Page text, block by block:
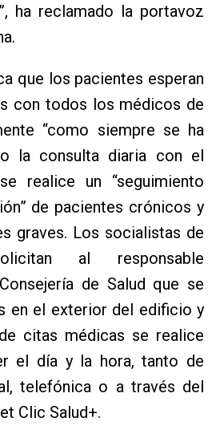
ha reclamado la portavoz
que los pacientes esperan
con todos los médicos de
“como siempre se ha
la consulta diaria con el
realice un “seguimiento
de pacientes crónicos y
graves. Los socialistas de
al responsable
de Salud que se
en el exterior del edificio y
citas médicas se realice
el día y la hora, tanto de
telefónica o a través del
Clic Salud+.